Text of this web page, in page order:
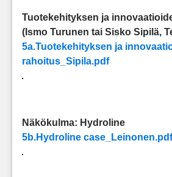
Tuotekehityksen ja
(Ismo Turunen tai Sisko Sipilä,
5a.Tuotekehityksen ja
rahoitus_Sipila.pdf
Näkökulma: Hydroline
5b.Hydroline case_Leinonen.pdf